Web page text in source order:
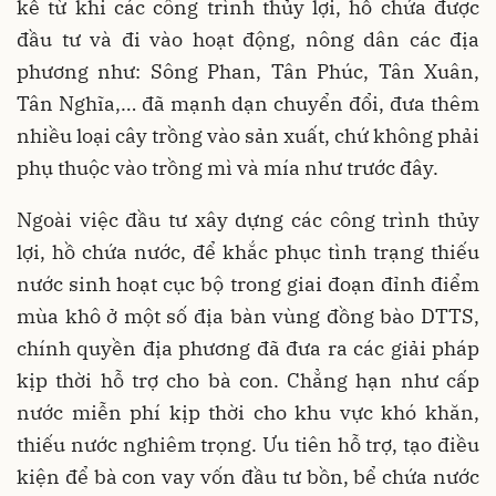
kể từ khi các công trình thủy lợi, hồ chứa được
đầu tư và đi vào hoạt động, nông dân các địa
phương như: Sông Phan, Tân Phúc, Tân Xuân,
Tân Nghĩa,… đã mạnh dạn chuyển đổi, đưa thêm
nhiều loại cây trồng vào sản xuất, chứ không phải
phụ thuộc vào trồng mì và mía như trước đây.
Ngoài việc đầu tư xây dựng các công trình thủy
lợi, hồ chứa nước, để khắc phục tình trạng thiếu
nước sinh hoạt cục bộ trong giai đoạn đỉnh điểm
mùa khô ở một số địa bàn vùng đồng bào DTTS,
chính quyền địa phương đã đưa ra các giải pháp
kịp thời hỗ trợ cho bà con. Chẳng hạn như cấp
nước miễn phí kịp thời cho khu vực khó khăn,
thiếu nước nghiêm trọng. Ưu tiên hỗ trợ, tạo điều
kiện để bà con vay vốn đầu tư bồn, bể chứa nước